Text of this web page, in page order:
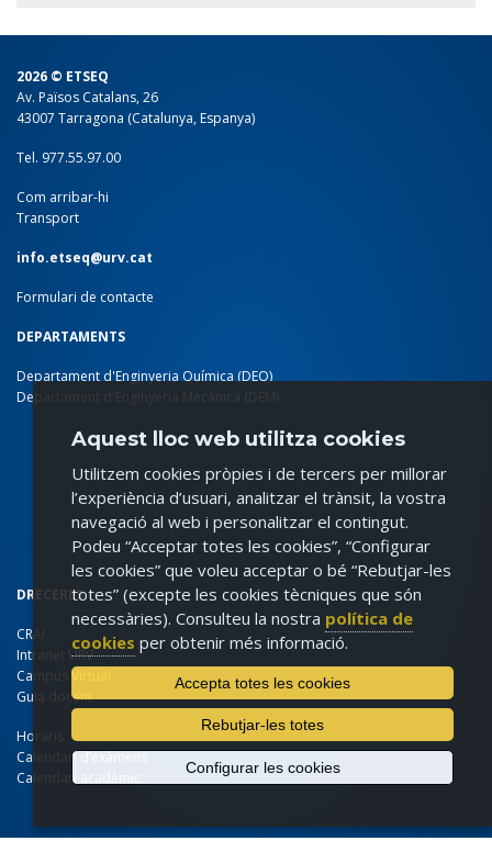
2026 © ETSEQ
Av. Països Catalans, 26
43007 Tarragona (Catalunya, Espanya)
Tel. 977.55.97.00
Com arribar-hi
Transport
info.etseq@urv.cat
Formulari de contacte
DEPARTAMENTS
Departament d'Enginyeria Química (DEQ)
Departament d'Enginyeria Mecànica (DEM)
DRECERES
CRAI
Intranet URV
Campus Virtual
Guia docent
Horaris
Calendari d’exàmens
Calendari acadèmic
Aquest lloc web utilitza cookies
Utilitzem cookies pròpies i de tercers per millorar
l’experiència d’usuari, analitzar el trànsit, la vostra
navegació al web i personalitzar el contingut.
Podeu “Acceptar totes les cookies”, “Configurar
les cookies” que voleu acceptar o bé “Rebutjar-les
totes” (excepte les cookies tècniques que són
necessàries). Consulteu la nostra política de
cookies per obtenir més informació.
Accepta totes les cookies
Rebutjar-les totes
Configurar les cookies